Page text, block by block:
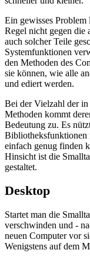
Ein gewisses
Regel nicht gegen die
auch solcher Teile
Systemfunktionen
den Methoden des
sie können, wie alle
und ediert werden.
Bei der Vielzahl der
Methoden kommt
Bedeutung zu. Es
Bibliotheksfunktionen
einfach genug finden
Hinsicht ist die
gestaltet.
Desktop
Startet man die
verschwinden und -
neuen Computer vor
Wenigstens auf dem